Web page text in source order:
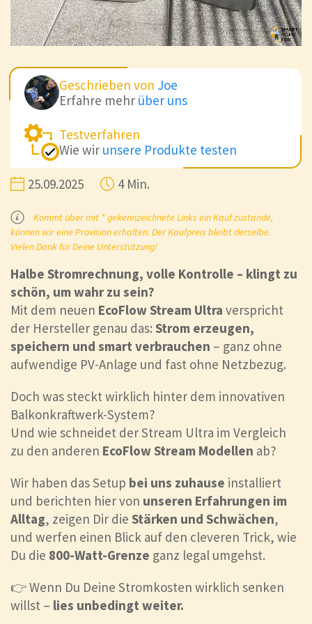
Geschrieben von Joe
Erfahre mehr über uns
Testverfahren
Wie wir unsere Produkte testen
25.09.2025 4 Min.
Kommt über mit * gekennzeichnete Links ein Kauf zustande,
können wir eine Provision erhalten. Der Kaufpreis bleibt derselbe.
Vielen Dank für Deine Unterstützung!
Halbe Stromrechnung, volle Kontrolle – klingt zu
schön, um wahr zu sein?
Mit dem neuen EcoFlow Stream Ultra verspricht
der Hersteller genau das: Strom erzeugen,
speichern und smart verbrauchen – ganz ohne
aufwendige PV-Anlage und fast ohne Netzbezug.
Doch was steckt wirklich hinter dem innovativen
Balkonkraftwerk-System?
Und wie schneidet der Stream Ultra im Vergleich
zu den anderen EcoFlow Stream Modellen ab?
Wir haben das Setup bei uns zuhause installiert
und berichten hier von unseren Erfahrungen im
Alltag, zeigen Dir die Stärken und Schwächen,
und werfen einen Blick auf den cleveren Trick, wie
Du die 800-Watt-Grenze ganz legal umgehst.
👉 Wenn Du Deine Stromkosten wirklich senken
willst – lies unbedingt weiter.